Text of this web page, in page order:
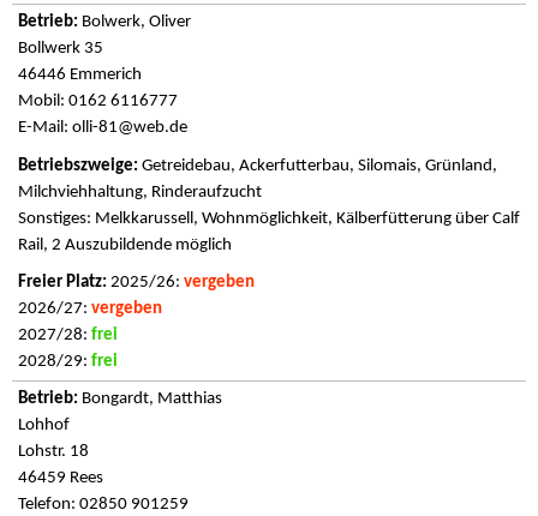
Bolwerk, Oliver
Bollwerk 35
46446 Emmerich
Mobil: 0162 6116777
E-Mail: olli-81@web.de
Getreidebau, Ackerfutterbau, Silomais, Grünland,
Milchviehhaltung, Rinderaufzucht
Sonstiges: Melkkarussell, Wohnmöglichkeit, Kälberfütterung über Calf
Rail, 2 Auszubildende möglich
2025/26: vergeben
2026/27: vergeben
2027/28: frei
2028/29: frei
Bongardt, Matthias
Lohhof
Lohstr. 18
46459 Rees
Telefon: 02850 901259